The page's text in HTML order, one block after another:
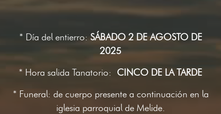
* Día del entierro:SÁBADO 2 DE AGOSTO DE
2025
* Hora salida Tanatorio: CINCO DE LA TARDE
* Funeral: de cuerpo presente a continuación en la
iglesia parroquial de Melide.